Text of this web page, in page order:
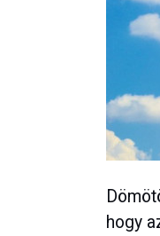
hogy